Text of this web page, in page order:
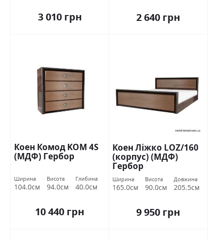
3 010 грн 2 640 грн
Коен Комод KOM 4S
(МДФ) Гербор
Ширина
104.0см
Висота
94.0см
Глибина
40.0см
10 440 грн
Коен Ліжко LOZ/160
(корпус) (МДФ)
Гербор
Ширина
165.0см
Висота
90.0см
Довжина
205.5см
9 950 грн